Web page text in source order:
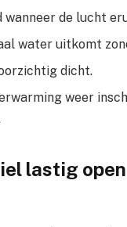
wanneer de lucht
water uitkomt
dicht.
weer
lastig